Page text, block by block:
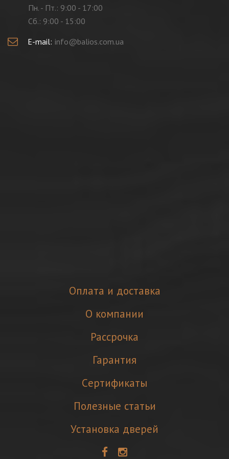
Пн. - Пт.: 9:00 - 17:00
Cб.: 9:00 - 15:00
E-mail: info@balios.com.ua
Оплата и доставка
О компании
Рассрочка
Гарантия
Cертификаты
Полезные статьи
Установка дверей